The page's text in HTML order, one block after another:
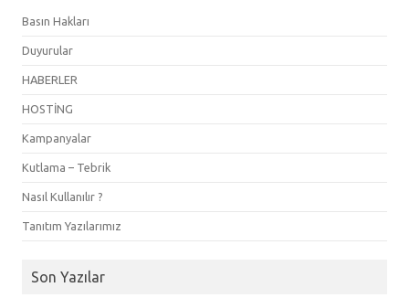
Basın Hakları
Duyurular
HABERLER
HOSTİNG
Kampanyalar
Kutlama – Tebrik
Nasıl Kullanılır ?
Tanıtım Yazılarımız
Son Yazılar